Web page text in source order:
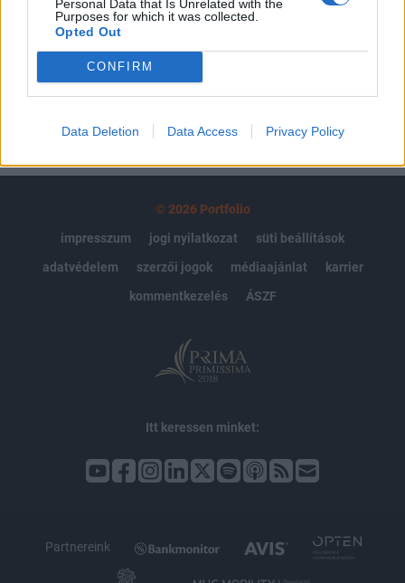
Personal Data that Is Unrelated with the
Purposes for which it was collected.
Opted Out
CONFIRM
Data Deletion Data Access Privacy Policy
MÁR ELŐFIZETŐNK VAGY?
© 2026 Portfolio
impresszum
jogi nyilatkozat
süti beállítások
adatvédelem
szerzői jogok médiaajánlat
karrier
kommentkezelés
ÁSZF
Itt keressen minket:
Partnereink